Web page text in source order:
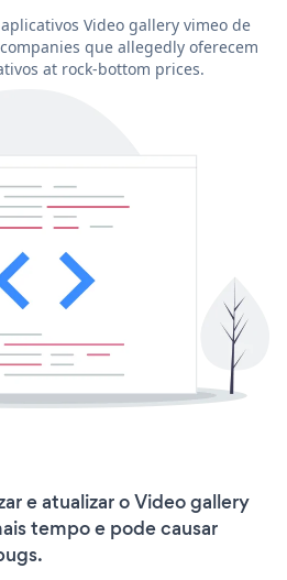
Video gallery vimeo de
que allegedly oferecem
at rock-bottom prices.
e atualizar o Video gallery
tempo e pode causar